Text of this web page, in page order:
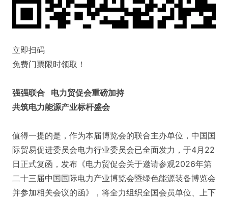
立即扫码
免费门票限时领取！
强强联合 电力贸促会重磅加持
共筑电力能源产业标杆盛会
值得一提的是，作为本届博览会的联合主办单位，中国国
际贸易促进委员会电力行业委员会已全面发力，于4月22
日正式复函，发布《电力贸促会关于邀请参观2026年第
二十三届中国国际电力产业博览会暨绿色能源装备博览会
并参加相关会议的函》，将全力组织全国会员单位、上下